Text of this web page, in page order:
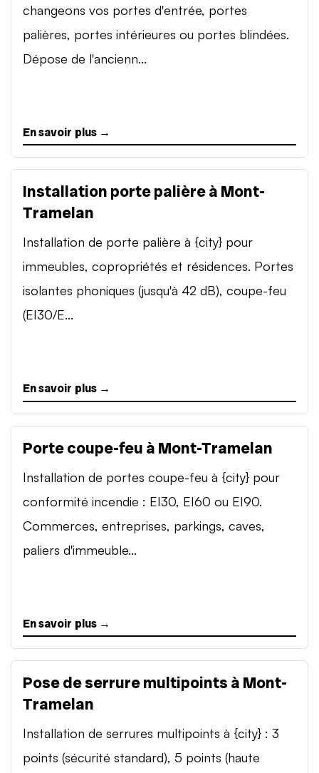
changeons vos portes d'entrée, portes
palières, portes intérieures ou portes blindées.
Dépose de l'ancienn...
En savoir plus →
Installation porte palière à Mont-
Tramelan
Installation de porte palière à {city} pour
immeubles, copropriétés et résidences. Portes
isolantes phoniques (jusqu'à 42 dB), coupe-feu
(EI30/E...
En savoir plus →
Porte coupe-feu à Mont-Tramelan
Installation de portes coupe-feu à {city} pour
conformité incendie : EI30, EI60 ou EI90.
Commerces, entreprises, parkings, caves,
paliers d'immeuble...
En savoir plus →
Pose de serrure multipoints à Mont-
Tramelan
Installation de serrures multipoints à {city} : 3
points (sécurité standard), 5 points (haute